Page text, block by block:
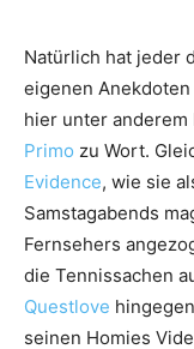
Natürlich hat jeder
eigenen Anekdoten
hier unter anderem
Primo zu Wort.
Evidence, wie sie
Samstagabends
Fernsehers
die Tennissachen
Questlove
seinen Homies